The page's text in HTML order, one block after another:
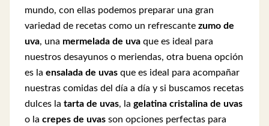
mundo, con ellas podemos preparar una gran
variedad de recetas como un refrescante zumo de
uva, una mermelada de uva que es ideal para
nuestros desayunos o meriendas, otra buena opción
es la ensalada de uvas que es ideal para acompañar
nuestras comidas del día a día y si buscamos recetas
dulces la tarta de uvas, la gelatina cristalina de uvas
o la crepes de uvas son opciones perfectas para